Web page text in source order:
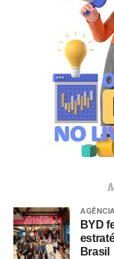
o fortalecimento da
buscadores e a
baseada em
digital robusto que
e gere impacto
Segundo Troitinho,
posicionamento
negócios
setores. “Nosso
estratégicas que
exterior”, completa.
BYD
Brasil